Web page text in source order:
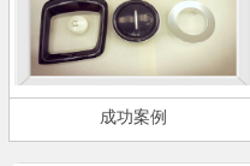
成功案例